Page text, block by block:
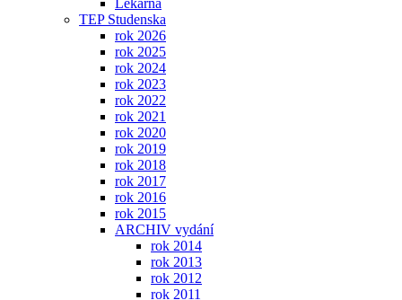
Lékárna
TEP Studenska
rok 2026
rok 2025
rok 2024
rok 2023
rok 2022
rok 2021
rok 2020
rok 2019
rok 2018
rok 2017
rok 2016
rok 2015
ARCHIV vydání
rok 2014
rok 2013
rok 2012
rok 2011